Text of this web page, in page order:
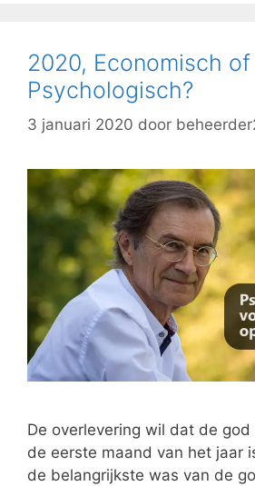
2020, Economisch of
Psychologisch?
3 januari 2020 door
De overlevering wil dat de
de eerste maand van het jaar
de belangrijkste was van de